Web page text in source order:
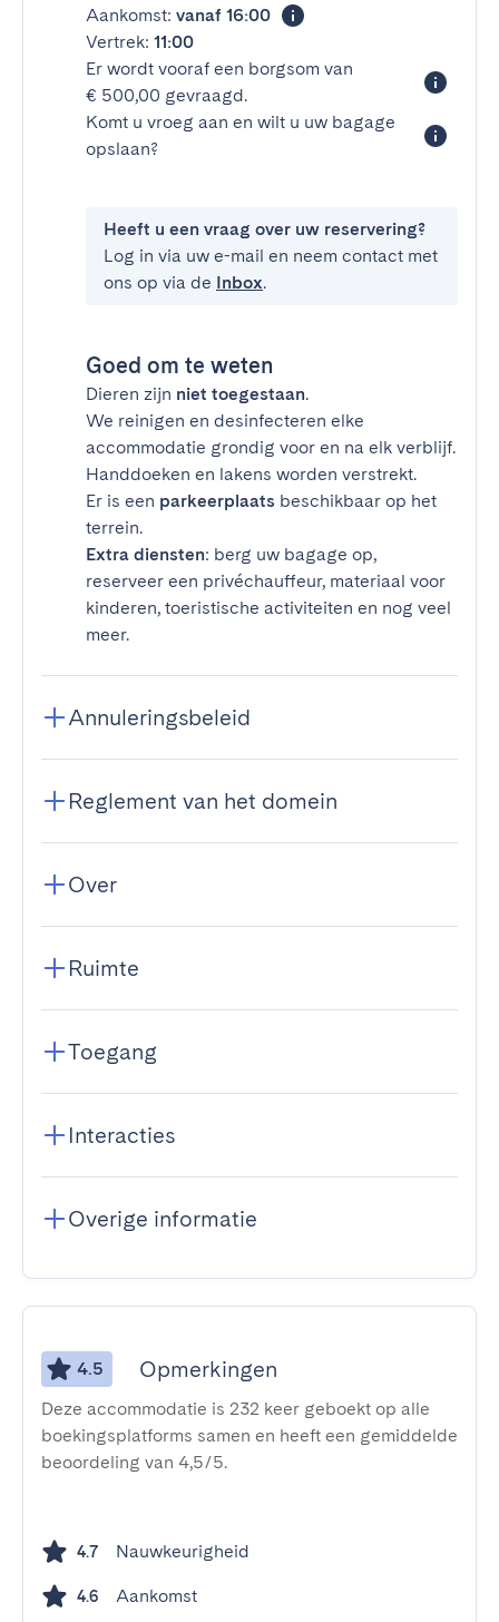
Aankomst: vanaf 16:00
Vertrek: 11:00
Er wordt vooraf een borgsom van
€ 500,00 gevraagd.
Komt u vroeg aan en wilt u uw bagage
opslaan?
Heeft u een vraag over uw reservering?
Log in via uw e-mail en neem contact met
ons op via de Inbox.
Goed om te weten
Dieren zijn niet toegestaan.
We reinigen en desinfecteren elke
accommodatie grondig voor en na elk verblijf.
Handdoeken en lakens worden verstrekt.
Er is een parkeerplaats beschikbaar op het
terrein.
Extra diensten: berg uw bagage op,
reserveer een privéchauffeur, materiaal voor
kinderen, toeristische activiteiten en nog veel
meer.
Annuleringsbeleid
Reglement van het domein
Over
Ruimte
Toegang
Interacties
Overige informatie
4.5 Opmerkingen
Deze accommodatie is 232 keer geboekt op alle
boekingsplatforms samen en heeft een gemiddelde
beoordeling van 4,5/5.
4.7 Nauwkeurigheid
4.6 Aankomst